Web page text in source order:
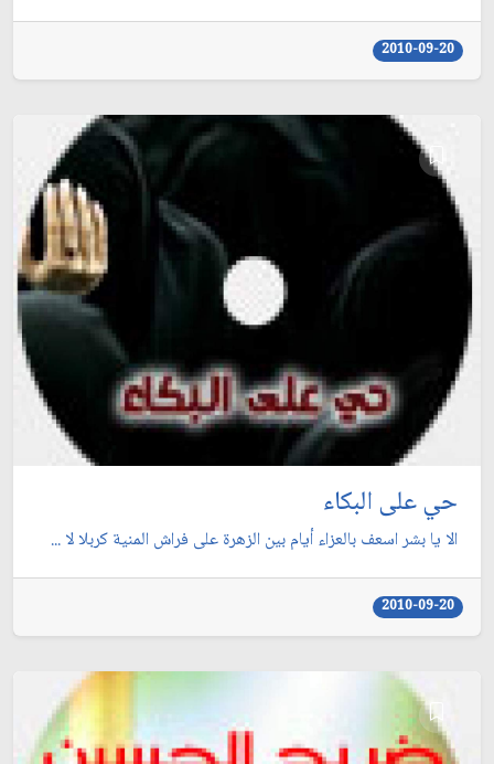
2010-09-20
حي على البكاء
الا يا بشر اسعف بالعزاء أيام بين الزهرة على فراش المنية كربلا لا ...
2010-09-20